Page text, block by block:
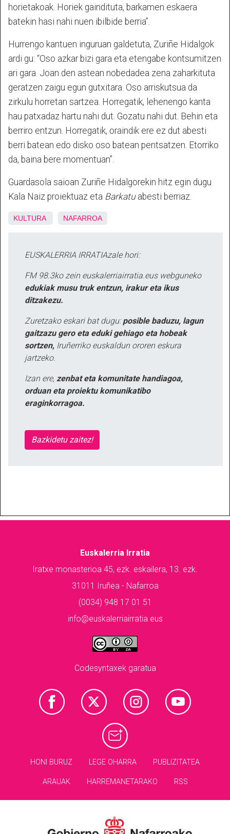
horietakoak. Horiek gaindituta, barkamen eskaera
batekin hasi nahi nuen ibilbide berria”.
Hurrengo kantuen inguruan galdetuta, Zuriñe Hidalgok
ardi gu: “Oso azkar bizi gara eta etengabe kontsumitzen
ari gara. Joan den astean nobedadea zena zaharkituta
geratzen zaigu egun gutxitara. Oso arriskutsua da
zirkulu horretan sartzea. Horregatik, lehenengo kanta
hau patxadaz hartu nahi dut. Gozatu nahi dut. Behin eta
berriro entzun. Horregatik, oraindik ere ez dut abesti
berri batean edo disko oso batean pentsatzen. Etorriko
da, baina bere momentuan”.
Guardasola saioan Zuriñe Hidalgorekin hitz egin dugu
Kala Naiz proiektuaz eta Barkatuabesti berriaz.
KULTURA NAFARROA
EUSKALERRIA IRRATIAzale hori:
FM 98.3ko zein euskalerriairratia.eus webguneko
edukiak musu truk entzun, irakur eta ikus
ditzakezu.
Zuretzako eskari bat dugu: posible baduzu, lagun
gaitzazu gero eta eduki gehiago eta hobeak
sortzen, Iruñerriko euskaldun ororen eskura
jartzeko.
Izan ere, zenbat eta komunitate handiagoa,
orduan eta proiektu komunikatibo
eraginkorragoa.
Bazkidetu zaitez!
Euskalerria Irratia
Iratxe monasterioa 45, ezk. eskailera, 13. ezk.
31011 Iruñea - Nafarroa
(0034) 948 17 01 51
info@euskalerriairratia.eus
Codesyntaxek garatua
HONI BURUZ LEGE OHARRA PUBLIZITATEA
ARAUAK HARREMANETARAKO RSS